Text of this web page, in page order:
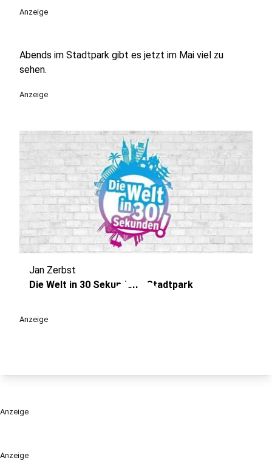
Anzeige
Anzeige
Abends im Stadtpark gibt es jetzt im Mai viel zu
sehen.
Anzeige
play_circle
Jan Zerbst
Die Welt in 30 Sekunden - Stadtpark
Anzeige
Anzeige